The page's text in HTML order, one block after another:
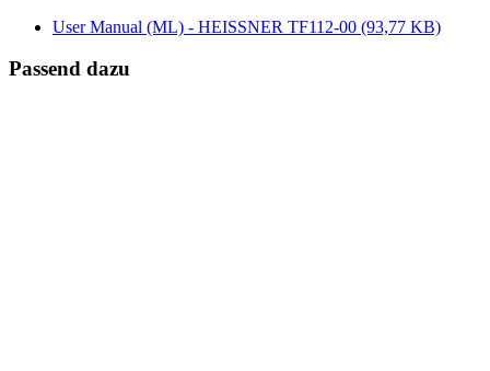
User Manual (ML) - HEISSNER TF112-00 (93,77 KB)
Passend dazu